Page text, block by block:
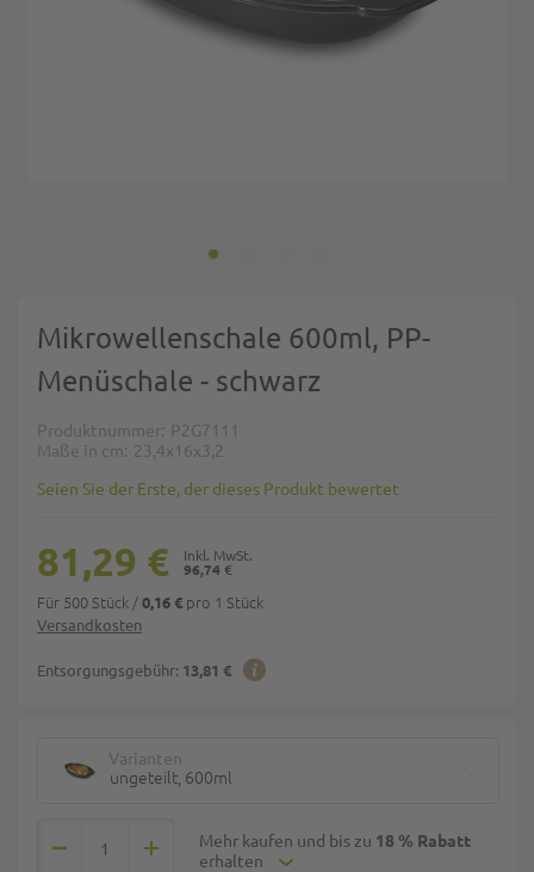
Mikrowellenschale 600ml, PP-
Menüschale - schwarz
Produktnummer P2G7111
Maße in cm
23,4x16x3,2
Seien Sie der Erste, der dieses Produkt bewertet
Versandkosten
Entsorgungsgebühr: 13,81 €
96,74 €
81,29 €
Für 500 Stück /0,16 € pro 1 Stück
Varianten
ungeteilt, 600ml
Mehr kaufen und bis zu 18 % Rabatt
erhalten